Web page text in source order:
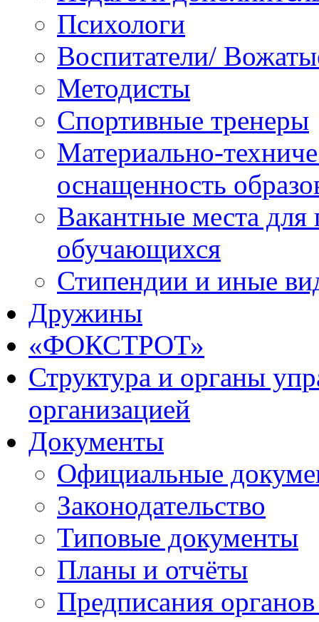
Психологи
Воспитатели/
Методисты
Спортивные тренеры
Материально-
оснащенность
Вакантные места для
обучающихся
Стипендии и иные
Дружины
«ФОКСТРОТ»
Структура и органы
организацией
Документы
Официальные
Законодательство
Типовые документы
Планы и отчёты
Предписания